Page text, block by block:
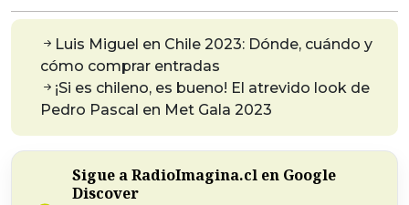
Luis Miguel en Chile 2023: Dónde, cuándo y
cómo comprar entradas
¡Si es chileno, es bueno! El atrevido look de
Pedro Pascal en Met Gala 2023
Sigue a RadioImagina.cl en Google
Discover